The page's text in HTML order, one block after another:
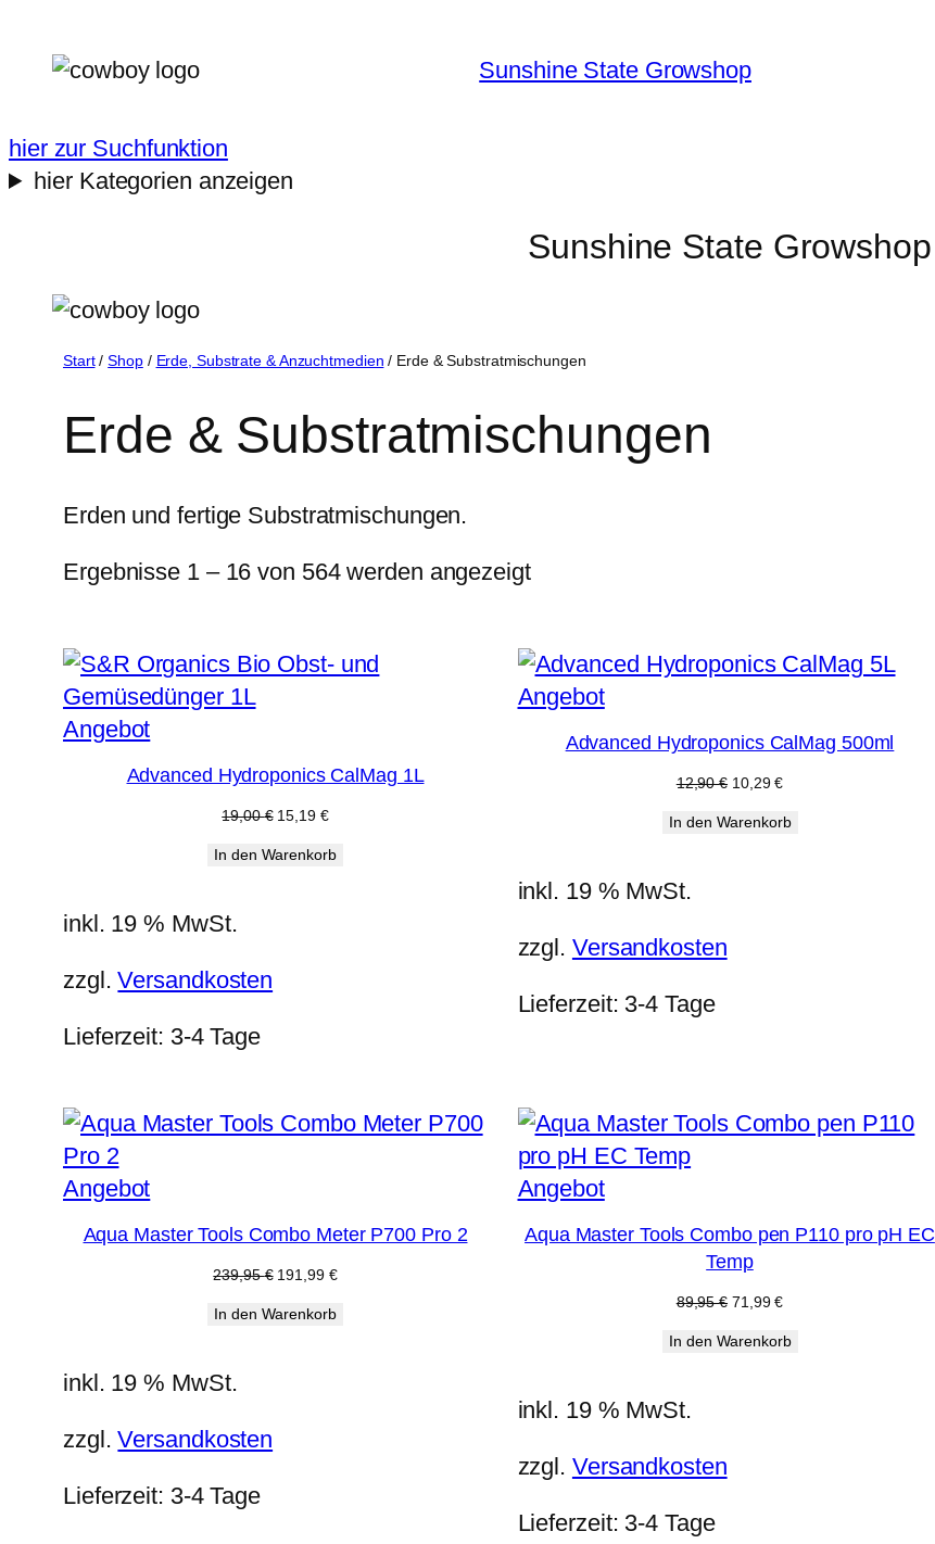
Inhalt
Sunshine State Growshop
hier zur Suchfunktion
hier Kategorien anzeigen
Sunshine State Growshop
Start/Shop/ Erde, Substrate & Anzuchtmedien / Erde & Substratmischungen
Erde & Substratmischungen
Erden und fertige Substratmischungen.
Ergebnisse 1 – 16 von 564 werden angezeigt
AngebotProdukt
Angebot
Advanced Hydroponics CalMag 1L
19,00€ Ursprünglicher
war:
15,19 €Aktueller
ist:
In den Warenkorb
inkl. 19 % MwSt.
zzgl.Versandkosten
Lieferzeit: 3-4 Tage
AngebotProdukt
Angebot
Advanced Hydroponics CalMag 500ml
12,90€ Ursprünglicher
war:
10,29€Aktueller
ist:
In den Warenkorb
inkl. 19 % MwSt.
zzgl. Versandkosten
Lieferzeit: 3-4 Tage
AngebotProdukt
Angebot
Aqua Master Tools Combo Meter P700 Pro 2
239,95€ Ursprünglicher
war:
191,99 €Aktueller
ist:
In den Warenkorb
inkl. 19 % MwSt.
zzgl.Versandkosten
Lieferzeit: 3-4 Tage
AngebotProdukt
Angebot
Aqua Master Tools Combo pen P110 pro pH EC
Temp
89,95€ Ursprünglicher
war:
71,99€Aktueller
ist:
In den Warenkorb
inkl. 19 % MwSt.
zzgl. Versandkosten
Lieferzeit: 3-4 Tage